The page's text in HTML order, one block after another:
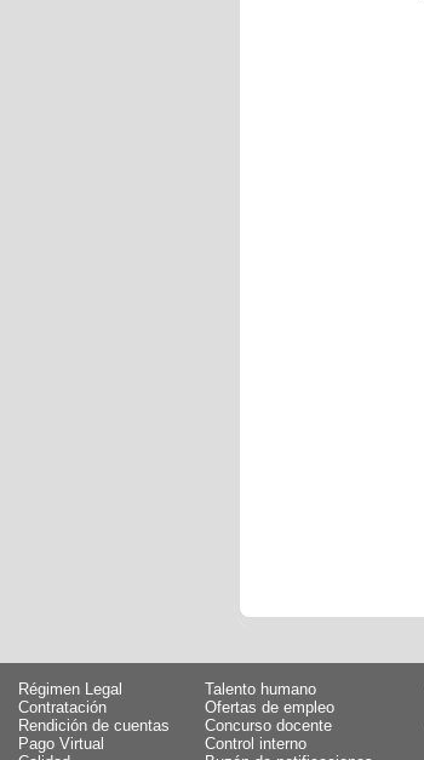
Régimen Legal
Talento humano
Contratación
Ofertas de empleo
Rendición de cuentas
Concurso docente
Pago Virtual
Control interno